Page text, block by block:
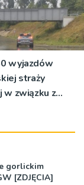
wyjazdów
straży
w związku z
gorlickim
[ZDJĘCIA]